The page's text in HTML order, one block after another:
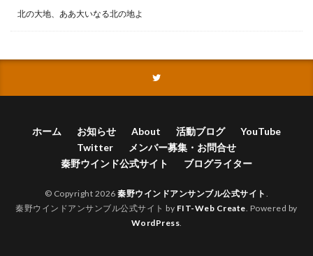
北の大地、ああ大いなる北の地よ
ホーム お知らせ About 活動ブログ
YouTube
Twitter
メンバー募集・お問合せ
秦野ウインド公式サイト
ブログライター
© Copyright 2026秦野ウインドアンサンブル公式サイト
秦野ウインドアンサンブル公式サイト by FIT-Web Create . Powered by
WordPress